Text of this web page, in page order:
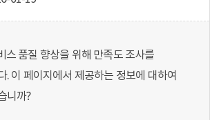
스 품질 향상을 위해 만족도 조사를
. 이 페이지에서 제공하는 정보에 대하여
니까?